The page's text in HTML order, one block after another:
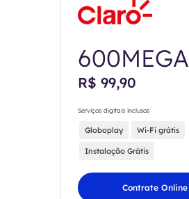
600MEGA
R$ 99,90
Serviços digitais inclusos
Globoplay Wi-Fi grátis
Instalação Grátis
Contrate Online